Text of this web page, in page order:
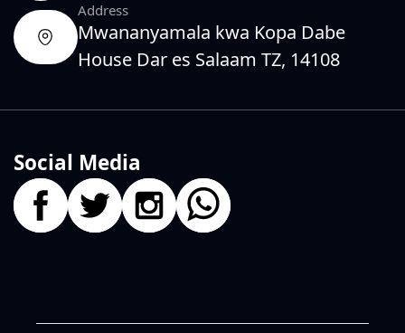
Address
Mwananyamala kwa Kopa Dabe
House Dar es Salaam TZ, 14108
Social Media